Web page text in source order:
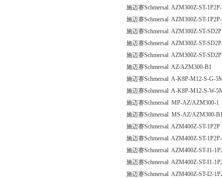
施迈赛Schmersal AZM300Z-ST-
施迈赛Schmersal AZM300Z-ST-
施迈赛Schmersal AZM300Z-ST-SD2P
施迈赛Schmersal AZM300Z-ST-
施迈赛Schmersal AZM300Z-ST-
施迈赛Schmersal AZ/AZM300-B1
施迈赛Schmersal A-K8P-M12-S-G-
施迈赛Schmersal A-K8P-M12-S-W-
施迈赛Schmersal MP-AZ/AZM300-1
施迈赛Schmersal MS-AZ/AZM300-
施迈赛Schmersal AZM400Z-ST-1P2P
施迈赛Schmersal AZM400Z-ST-
施迈赛Schmersal AZM400Z-ST-I1-
施迈赛Schmersal AZM400Z-ST-I1-
施迈赛Schmersal AZM400Z-ST-I2-